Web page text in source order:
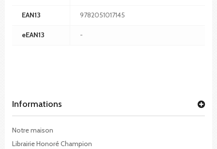
EAN13 9782051017145
eEAN13 -
Informations
Notre maison
Librairie Honoré Champion